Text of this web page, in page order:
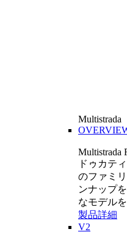
Multistrada
Multistrada
ドゥカテ
のファミ
ンナップ
なモデル
製品詳細
V2